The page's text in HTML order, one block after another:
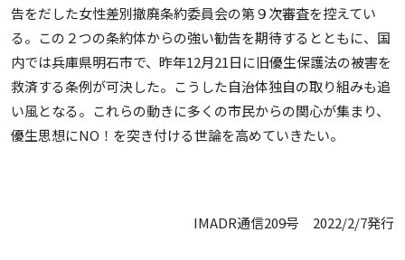
告をだした女性差別撤廃条約委員会の第９次審査を控えてい
る。この２つの条約体からの強い勧告を期待するとともに、国
内では兵庫県明石市で、昨年12月21日に旧優生保護法の被害を
救済する条例が可決した。こうした自治体独自の取り組みも追
い風となる。これらの動きに多くの市民からの関心が集まり、
優生思想にNO！を突き付ける世論を高めていきたい。
IMADR通信209号 2022/2/7発行